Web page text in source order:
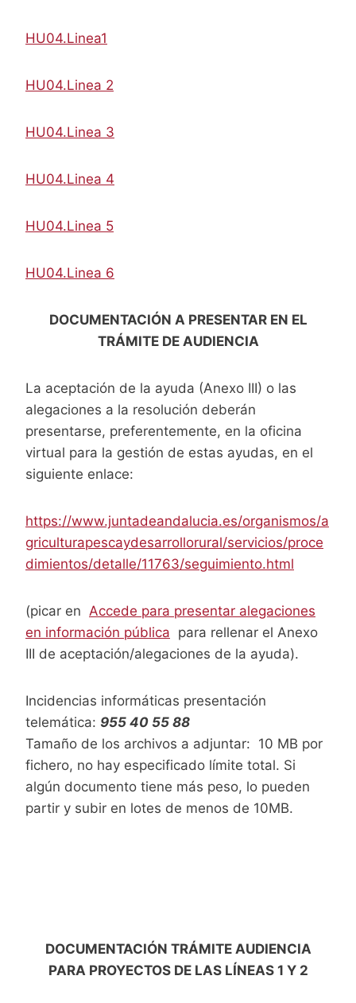
HU04.Linea1
HU04.Linea 2
HU04.Linea 3
HU04.Linea 4
HU04.Linea 5
HU04.Linea 6
DOCUMENTACIÓN A PRESENTAR EN EL
TRÁMITE DE AUDIENCIA
La aceptación de la ayuda (Anexo III) o las
alegaciones a la resolución deberán
presentarse, preferentemente, en la oficina
virtual para la gestión de estas ayudas, en el
siguiente enlace:
https://www.juntadeandalucia.es/organismos/a
griculturapescaydesarrollorural/servicios/proce
dimientos/detalle/11763/seguimiento.html
(picar en Accede para presentar alegaciones
en información pública para rellenar el Anexo
III de aceptación/alegaciones de la ayuda).
Incidencias informáticas presentación
telemática: 955 40 55 88
Tamaño de los archivos a adjuntar: 10 MB por
fichero, no hay especificado límite total. Si
algún documento tiene más peso, lo pueden
partir y subir en lotes de menos de 10MB.
DOCUMENTACIÓN TRÁMITE AUDIENCIA
PARA PROYECTOS DE LAS LÍNEAS 1 Y 2